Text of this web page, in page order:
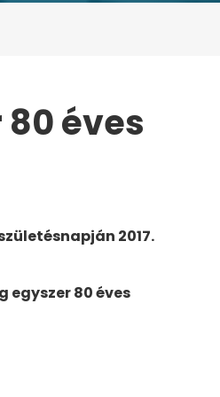
éves
2017.
egyszer 80 éves